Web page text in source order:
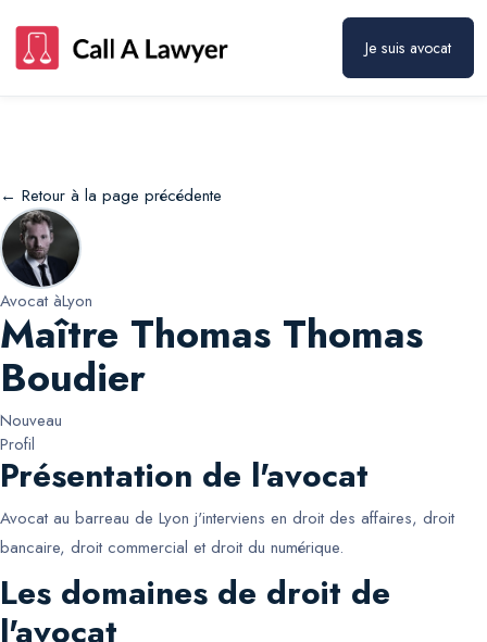
Je suis avocat
← Retour à la page précédente
Avocat àLyon
Maître Thomas Thomas
Boudier
Nouveau
Profil
Présentation de l'avocat
Avocat au barreau de Lyon j'interviens en droit des affaires, droit
bancaire, droit commercial et droit du numérique.
Les domaines de droit de
l'avocat